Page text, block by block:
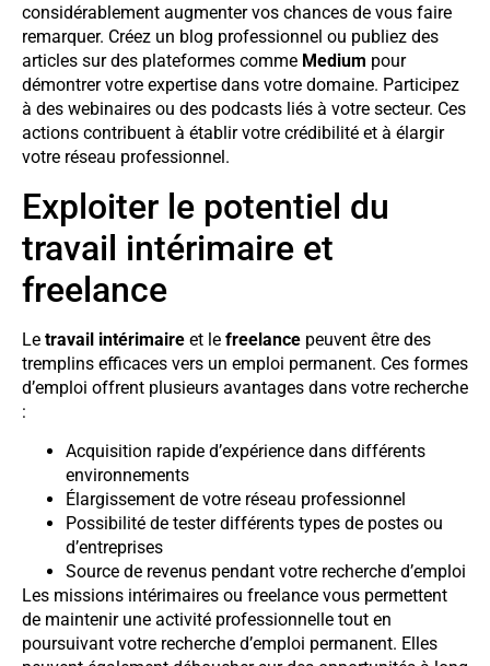
considérablement augmenter vos chances de vous faire
remarquer. Créez un blog professionnel ou publiez des
articles sur des plateformes comme Medium pour
démontrer votre expertise dans votre domaine. Participez
à des webinaires ou des podcasts liés à votre secteur. Ces
actions contribuent à établir votre crédibilité et à élargir
votre réseau professionnel.
Exploiter le potentiel du
travail intérimaire et
freelance
Le travail intérimaire et le freelance peuvent être des
tremplins efficaces vers un emploi permanent. Ces formes
d’emploi offrent plusieurs avantages dans votre recherche
:
Acquisition rapide d’expérience dans différents
environnements
Élargissement de votre réseau professionnel
Possibilité de tester différents types de postes ou
d’entreprises
Source de revenus pendant votre recherche d’emploi
Les missions intérimaires ou freelance vous permettent
de maintenir une activité professionnelle tout en
poursuivant votre recherche d’emploi permanent. Elles